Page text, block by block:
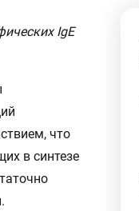
IgE
что
в синтезе